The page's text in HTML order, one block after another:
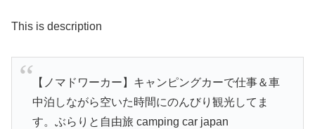
This is description
【ノマドワーカー】キャンピングカーで仕事＆車
中泊しながら空いた時間にのんびり観光してま
す。ぶらりと自由旅 camping car japan